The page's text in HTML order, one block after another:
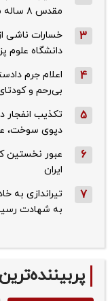
مقدس ۸ ساله منفجر شد
3
خسارات ناشی
دانشگاه علوم
4
اعلام جرم
بی‌رحم و کودتای دی‌ ۱۴۰۴ و
5
تکذیب ‌انفجار
دپوی سوخت،
6
عبور نخستین
ایران
7
تیراندازی به
به شهادت
پربیننده‌ترین